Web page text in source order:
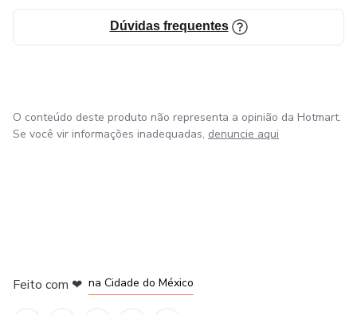
casa!
Vamos trabalhar juntos para garantir que seu filho de 4
patas seja EXTRAORDINÁRIO!
Dúvidas frequentes
O conteúdo deste produto não representa a opinião da Hotmart.
Se você vir informações inadequadas, denuncie aqui
Feito com ❤ na Cidade do México